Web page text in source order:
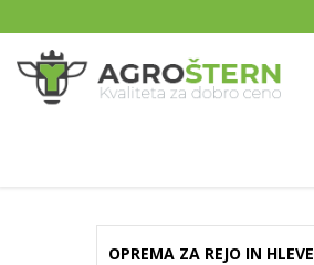
OPREMA ZA REJO IN HLEVE